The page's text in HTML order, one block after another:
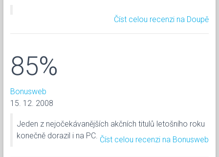
Číst celou recenzi na Doupě
85%
Bonusweb
15. 12. 2008
Jeden z nejočekávanějších akčních titulů letošního roku
konečně dorazil i na PC. Číst celou recenzi na Bonusweb